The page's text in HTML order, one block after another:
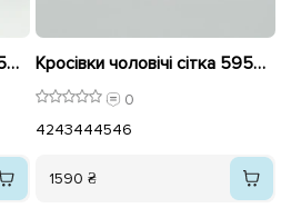
Кросівки чоловічі сітка 595634 Чорні Кросівки чоловічі сітка 595409 Сірий
0
4243444546
1590 ₴